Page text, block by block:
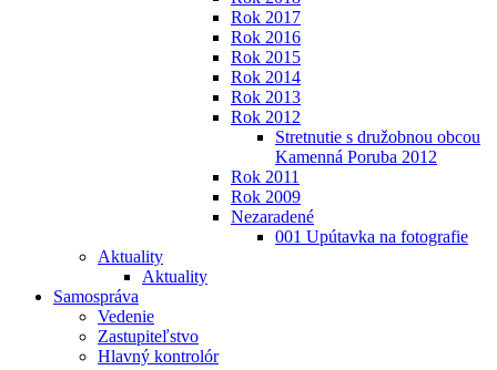
Rok 2017
Rok 2016
Rok 2015
Rok 2014
Rok 2013
Rok 2012
Stretnutie s družobnou obcou
Kamenná Poruba 2012
Rok 2011
Rok 2009
Nezaradené
001 Upútavka na fotografie
Aktuality
Aktuality
Samospráva
Vedenie
Zastupiteľstvo
Hlavný kontrolór